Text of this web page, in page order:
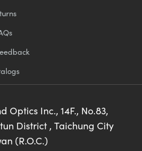
Optics Inc., 14F., No.83,
District , Taichung City
(R.O.C.)